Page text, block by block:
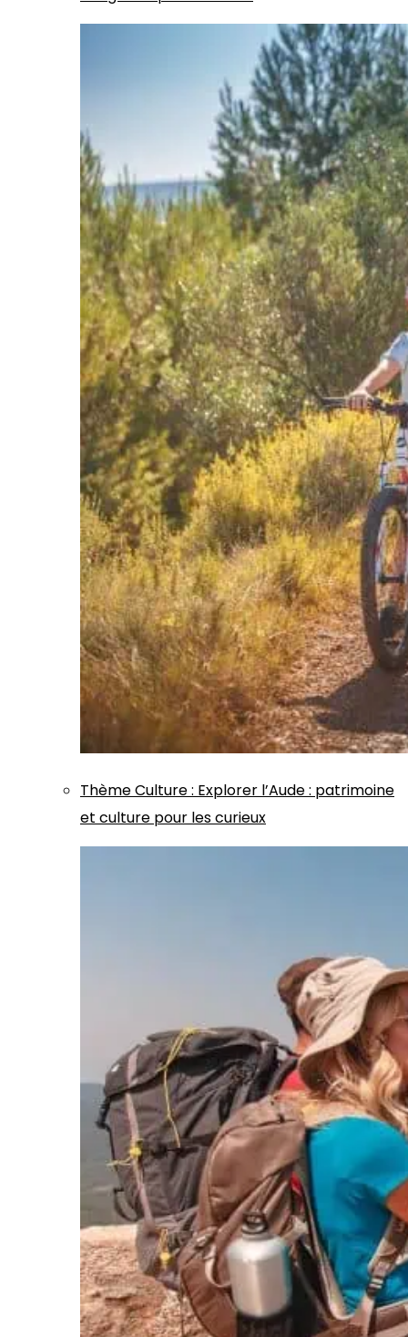
ThèmeCulture: Explorer l’Aude : patrimoine
et culture pour les curieux